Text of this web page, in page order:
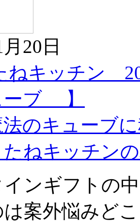
20日
ねキッチン
ーブ 】
法のキューブ
ねキッチン
ンギフトの
案外悩みど